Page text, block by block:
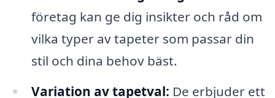
företag kan ge dig insikter och råd om
vilka typer av tapeter som passar din
stil och dina behov bäst.
Variation av tapetval: De erbjuder ett